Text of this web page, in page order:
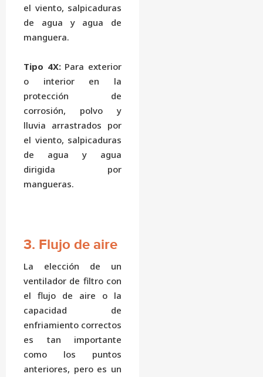
el viento, salpicaduras
de agua y agua de
manguera.
Tipo 4X:Para exterior
o interior en la
protección de
corrosión, polvo y
lluvia arrastrados por
el viento, salpicaduras
de agua y agua
dirigida por
mangueras.
3. Flujo de aire
La elección de un
ventilador de filtro con
el flujo de aire o la
capacidad de
enfriamiento correctos
es tan importante
como los puntos
anteriores, pero es un